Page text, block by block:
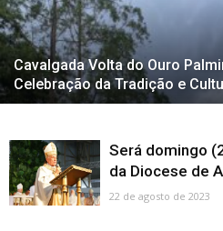
Cavalgada Volta do Ouro
Celebração da Tradição e
Será domingo
da Diocese de
22 de agosto de 2023